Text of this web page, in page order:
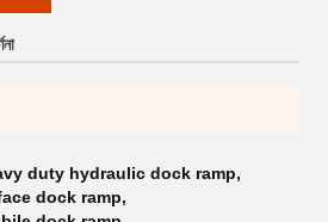
duty hydraulic dock ramp,
dock ramp,